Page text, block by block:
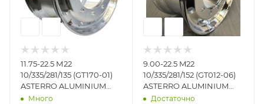
11.75-22.5 М22
10/335/281/135 (GT170-01)
ASTERRO ALUMINIUM
Автодиск
Много
9.00-22.5 M22
10/335/281/152 (GT012-06)
ASTERRO ALUMINIUM
Автодиск
Достаточно